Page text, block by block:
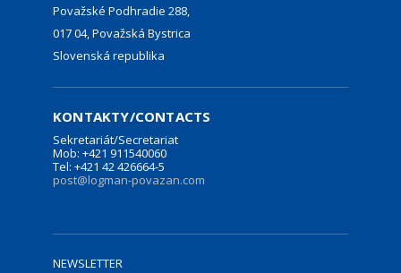
Považské Podhradie 288,
017 04, Považská Bystrica
Slovenská republika
KONTAKTY/CONTACTS
Sekretariát/Secretariat
Mob: +421 911540060
Tel: +421 42 426664-5
post@logman-povazan.com
NEWSLETTER